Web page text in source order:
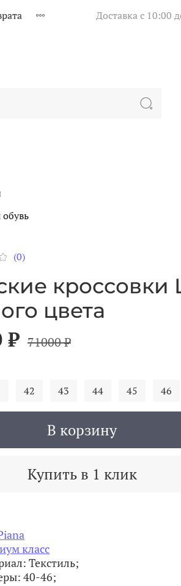
Доставка с 10:00
(0)
кроссовки
цвета
₽ 71000 ₽
В корзину
Купить в 1 клик
42 43 44 45 46
класс
Текстиль;
40-46;